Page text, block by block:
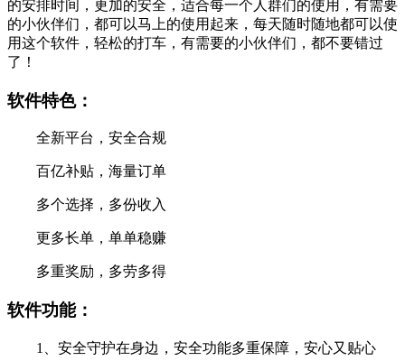
的安排时间，更加的安全，适合每一个人群们的使用，有需要
的小伙伴们，都可以马上的使用起来，每天随时随地都可以使
用这个软件，轻松的打车，有需要的小伙伴们，都不要错过
了！
软件特色：
全新平台，安全合规
百亿补贴，海量订单
多个选择，多份收入
更多长单，单单稳赚
多重奖励，多劳多得
软件功能：
1、安全守护在身边，安全功能多重保障，安心又贴心